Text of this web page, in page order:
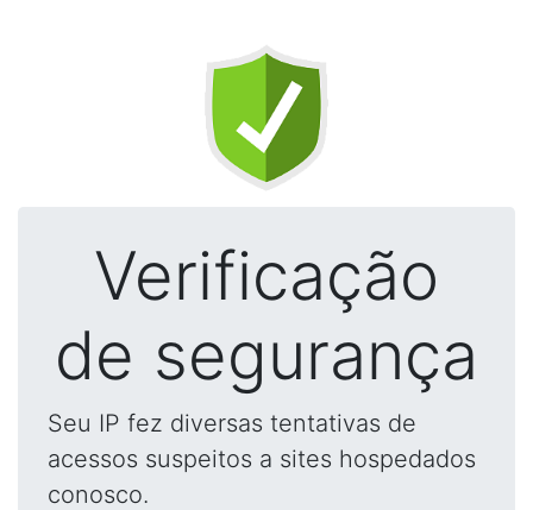
Verificação
de segurança
Seu IP fez diversas tentativas de
acessos suspeitos a sites hospedados
conosco.